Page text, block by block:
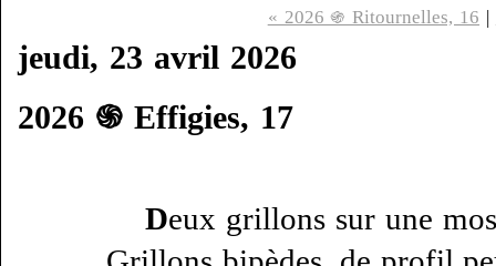
« 2026 ֍ Ritournelles, 16 |
jeudi, 23 avril 2026
2026 ֍ Effigies, 17
Deux grillons sur une